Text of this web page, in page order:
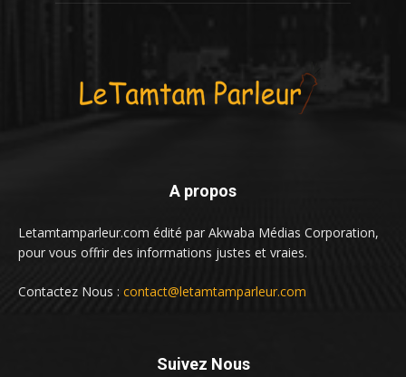
A propos
Letamtamparleur.com édité par Akwaba Médias Corporation,
pour vous offrir des informations justes et vraies.
Contactez Nous : contact@letamtamparleur.com
Suivez Nous